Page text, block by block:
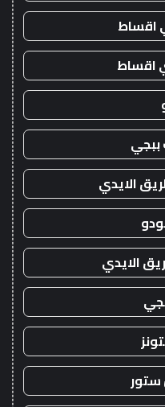
اقساط
اقساط
الايدي
الايدي
ستور